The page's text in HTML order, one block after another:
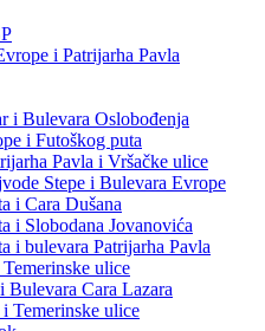
i Patrijarha Pavla
i Bulevara Oslobođenja
i Futoškog puta
Pavla i Vršačke ulice
Stepe i Bulevara Evrope
i Cara Dušana
i Slobodana Jovanovića
i bulevara Patrijarha Pavla
ulice
Bulevara Cara Lazara
Temerinske ulice